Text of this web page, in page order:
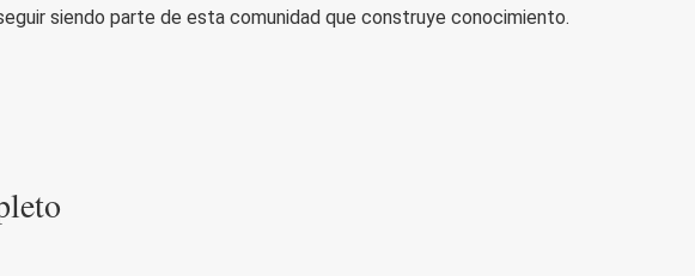
siendo parte de esta comunidad que construye conocimiento.